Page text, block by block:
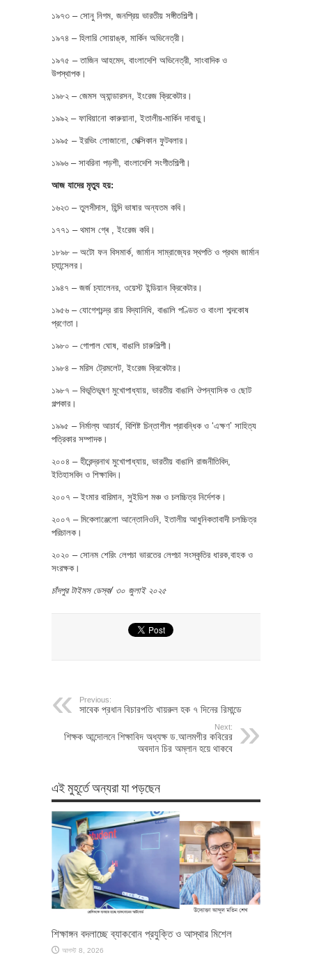
১৯৭৩ – সোনু নিগম, জনপ্রিয় ভারতীয় সঙ্গীতশিল্পী।
১৯৭৪ – হিলারি সোয়াঙ্ক, মার্কিন অভিনেত্রী।
১৯৭৫ – তাজিন আহমেদ, বাংলাদেশি অভিনেত্রী, সাংবাদিক ও
উপস্থাপক।
১৯৮২ – জেমস অ্যান্ডারসন, ইংরেজ ক্রিকেটার।
১৯৯২ – ফাবিয়ানো কারুয়ানা, ইতালীয়-মার্কিন দাবাড়ু।
১৯৯৫ – ইরভিং লোজানো, মেক্সিকান ফুটবলার।
১৯৯৬ – সাবরিনা পড়শী, বাংলাদেশি সংগীতশিল্পী।
আজ যাদের মৃত্যু হয়:
১৬২৩ – তুলসীদাস, হিন্দি ভাষার অন্যতম কবি।
১৭৭১ – থমাস গ্ৰে , ইংরেজ কবি।
১৮৯৮ – অটো ফন বিসমার্ক, জার্মান সাম্রাজ্যের স্থপতি ও প্রথম জার্মান
চ্যান্সেলর।
১৯৪৭ – জর্জ চ্যালেনর, ওয়েস্ট ইন্ডিয়ান ক্রিকেটার।
১৯৫৬ – যোগেশচন্দ্র রায় বিদ্যানিধি, বাঙালি পণ্ডিত ও বাংলা শব্দকোষ
প্রণেতা।
১৯৮০ – গোপাল ঘোষ, বাঙালি চারুশিল্পী।
১৯৮৪ – মরিস ট্রেমলেট, ইংরেজ ক্রিকেটার।
১৯৮৭ – বিভূতিভূষণ মুখোপাধ্যায়, ভারতীয় বাঙালি ঔপন্যাসিক ও ছোট
গল্পকার।
১৯৯৫ – নির্মাল্য আচার্য, বিশিষ্ট চিন্তাশীল প্রাবন্ধিক ও ‘এক্ষণ’ সাহিত্য
পত্রিকার সম্পাদক।
২০০৪ – হীরেন্দ্রনাথ মুখোপাধ্যায়, ভারতীয় বাঙালি রাজনীতিবিদ,
ইতিহাসবিদ ও শিক্ষাবিদ।
২০০৭ – ইংমার বারিমান, সুইডিশ মঞ্চ ও চলচ্চিত্র নির্দেশক।
২০০৭ – মিকেলাঞ্জেলো আন্তোনিওনি, ইতালীয় আধুনিকতাবাদী চলচ্চিত্র
পরিচালক।
২০২০ – সোনম শেরিং লেপচা ভারতের লেপচা সংস্কৃতির ধারক,বাহক ও
সংরক্ষক।
চাঁদপুর টাইমস ডেস্ক/ ৩০ জুলাই ২০২৫
Previous:
সাবেক প্রধান বিচারপতি খায়রুল হক ৭ দিনের রিমান্ডে
Next:
শিক্ষক আন্দোলনে শিক্ষাবিদ অধ্যক্ষ ড.আলমগীর কবিরের
অবদান চির অম্লান হয়ে থাকবে
এই মুহূর্তে অন্যরা যা পড়ছেন
শিক্ষাঙ্গন বদলাচ্ছে ব্যাকবোন প্রযুক্তি ও আস্থার মিশেল
আগস্ট 8, 2026